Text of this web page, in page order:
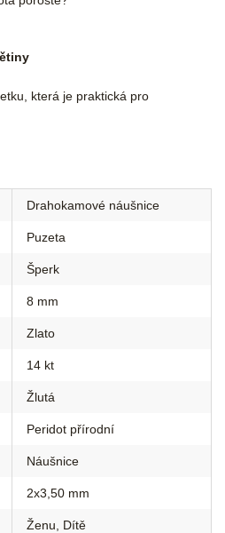
která je praktická pro
Drahokamové náušnice
Puzeta
Šperk
8 mm
Zlato
14 kt
Žlutá
Peridot přírodní
Náušnice
2x3,50 mm
Ženu Dítě